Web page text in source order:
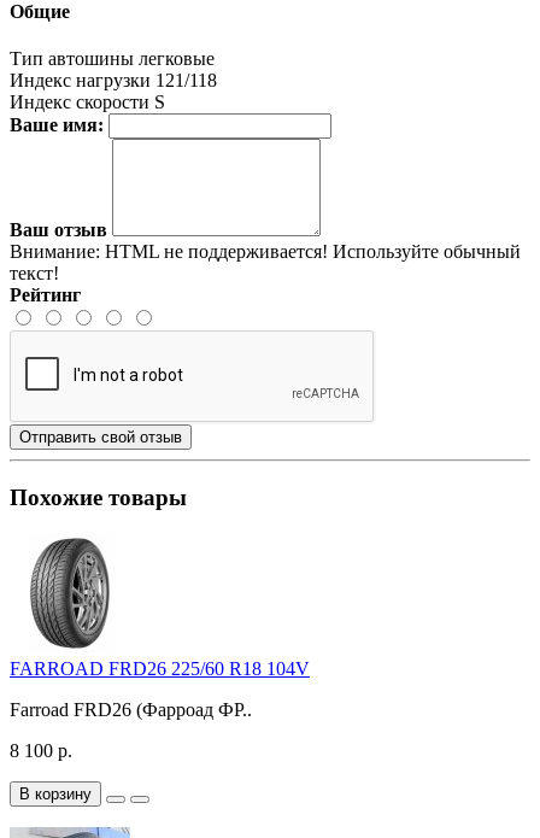
Общие
Тип автошины легковые
Индекс нагрузки 121/118
Индекс скорости S
Ваше имя:
Ваш отзыв
Внимание: HTML не поддерживается! Используйте обычный
текст!
Рейтинг
Отправить свой отзыв
Похожие товары
FARROAD FRD26 225/60 R18 104V
Farroad FRD26 (Фарроад ФР..
8 100 р.
В корзину